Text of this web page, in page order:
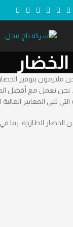
الخضار
ملتزمون بتوفير
نحن نعمل مع أفضل
تلبي المعايير العالية
الطازجة، بما